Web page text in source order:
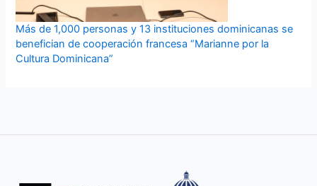
Más de 1,000 personas y 13 instituciones dominicanas se
benefician de cooperación francesa “Marianne por la
Cultura Dominicana”